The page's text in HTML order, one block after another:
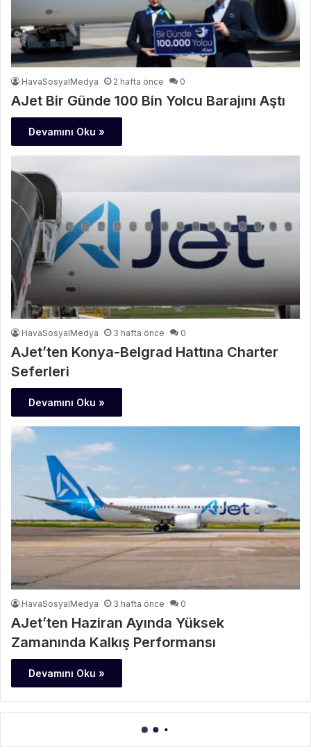
HavaSosyalMedya 2 hafta önce 0
AJet Bir Günde 100 Bin Yolcu Barajını Aştı
Devamını Oku »
HavaSosyalMedya 3 hafta önce 0
AJet’ten Konya-Belgrad Hattına Charter
Seferleri
Devamını Oku »
HavaSosyalMedya 3 hafta önce 0
AJet’ten Haziran Ayında Yüksek
Zamanında Kalkış Performansı
Devamını Oku »